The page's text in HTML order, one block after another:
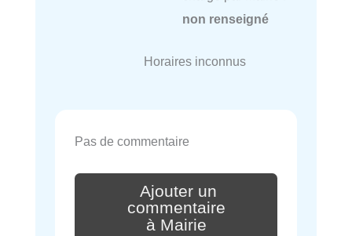
non renseigné
Horaires inconnus
Pas de commentaire
Ajouter un
commentaire
à Mairie